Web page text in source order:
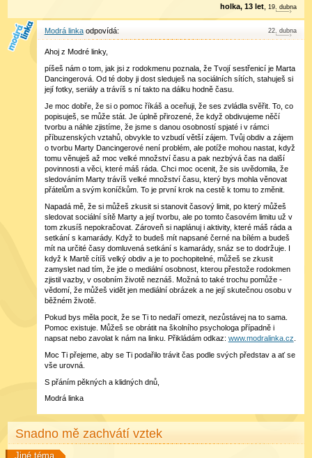
holka, 13 let,19. dubna
Modrá linka 22. dubna
Ahoj z Modré linky,
píšeš nám o tom, jak jsi z rodokmenu poznala, že Tvojí sestřenicí je Marta
Dancingerová. Od té doby ji dost sleduješ na sociálních sítích, stahuješ si
její fotky, seriály a trávíš s ní takto na dálku hodně času.
Je moc dobře, že si o pomoc říkáš a oceňuji, že ses zvládla svěřit. To, co
popisuješ, se může stát. Je úplně přirozené, že když obdivujeme něčí
tvorbu a náhle zjistíme, že jsme s danou osobností spjaté i v rámci
příbuzenských vztahů, obvykle to vzbudí větší zájem. Tvůj obdiv a zájem
o tvorbu Marty Dancingerové není problém, ale potíže mohou nastat, když
tomu věnuješ až moc velké množství času a pak nezbývá čas na další
povinnosti a věci, které máš ráda. Chci moc ocenit, že sis uvědomila, že
sledováním Marty trávíš velké množství času, který bys mohla věnovat
přátelům a svým koníčkům. To je první krok na cestě k tomu to změnit.
Napadá mě, že si můžeš zkusit si stanovit časový limit, po který můžeš
sledovat sociální sítě Marty a její tvorbu, ale po tomto časovém limitu už v
tom zkusíš nepokračovat. Zároveň si naplánuj i aktivity, které máš ráda a
setkání s kamarády. Když to budeš mít napsané černé na bílém a budeš
mít na určité časy domluvená setkání s kamarády, snáz se to dodržuje. I
když k Martě cítíš velký obdiv a je to pochopitelné, můžeš se zkusit
zamyslet nad tím, že jde o mediální osobnost, kterou přestože rodokmen
zjistil vazby, v osobním životě neznáš. Možná to také trochu pomůže -
vědomí, že můžeš vidět jen mediální obrázek a ne její skutečnou osobu v
běžném životě.
Pokud bys měla pocit, že se Ti to nedaří omezit, nezůstávej na to sama.
Pomoc existuje. Můžeš se obrátit na školního psychologa případně i
napsat nebo zavolat k nám na linku. Přikládám odkaz: www.modralinka.cz
Moc Ti přejeme, aby se Ti podařilo trávit čas podle svých představ a ať se
vše urovná.
S přáním pěkných a klidných dnů,
Modrá linka
Snadno mě zachvátí vztek
Jiné téma